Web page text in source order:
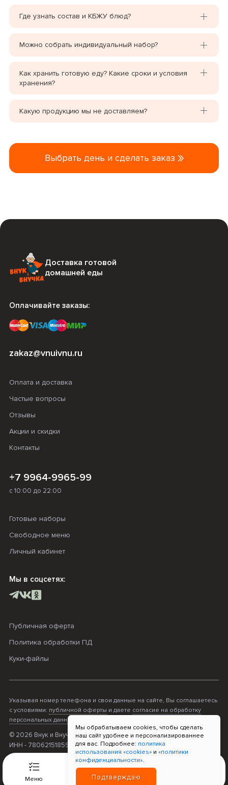
Мы обрабатываем cookies, чтобы сделать
наш сайт удобнее и персонализированнее
для вас. Подробнее: политика
использования «cookies» и «политики
конфиденциальности».
Подтверждаю
Меню Связь Корзина
Где узнать состав и КБЖУ блюд?
Можно собрать индивидуальный набор?
Как хранить готовую еду? Какие сроки и условия
хранения?
Какую продукцию мы не доставляем?
Выбрать день и сделать заказ
Доставка готовой
домашней еды
Оплачивайте заказы:
zakaz@vnuivnu.ru
Оплата и доставка
Частые вопросы
Отзывы
Акции и скидки
Контакты
+7 9964-9965-99
с 10:00 до 22:00
Готовые наборы
Свободное меню
Личный кабинет
Мы в соцсетях:
Публичная оферта
Политика обработки ПД
Куки-файлы
Указывая номер телефона и свои данные на сайте, Вы соглашаетесь
с условиями: публичной оферты и даете согласие на обработку
персональных данных
© 2026 Внук и Внучка. ОГРНИП - 316470400068995;
ИНН - 780621518596; Прием платежей «Т-Банк»